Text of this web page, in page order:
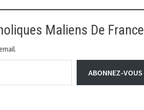
Maliens De France
ABONNEZ-VOUS